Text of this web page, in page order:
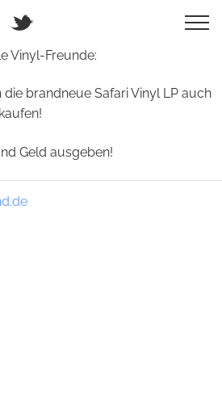
Vinyl-Freunde:
brandneue Safari Vinyl LP auch
Geld ausgeben!